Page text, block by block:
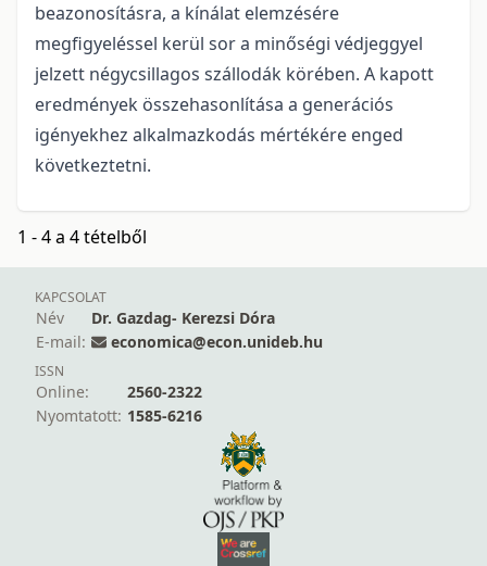
beazonosításra, a kínálat elemzésére
megfigyeléssel kerül sor a minőségi védjeggyel
jelzett négycsillagos szállodák körében. A kapott
eredmények összehasonlítása a generációs
igényekhez alkalmazkodás mértékére enged
következtetni.
1 - 4 a 4 tételből
KAPCSOLAT
Név
Dr. Gazdag- Kerezsi Dóra
E-mail:
economica@econ.unideb.hu
ISSN
Online:
2560-2322
Nyomtatott: 1585-6216